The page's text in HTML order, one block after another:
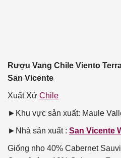
Rượu Vang Chile Viento
San Vicente
Xuất Xứ Chile
►Khu vực sản xuất: Maule
►Nhà sản xuất : San Vicente
Giống nho 40% Cabernet